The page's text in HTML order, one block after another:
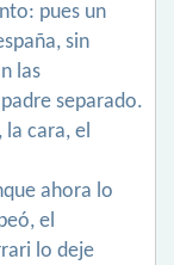
pues un
sin
las
separado.
cara, el
ahora lo
el
lo deje